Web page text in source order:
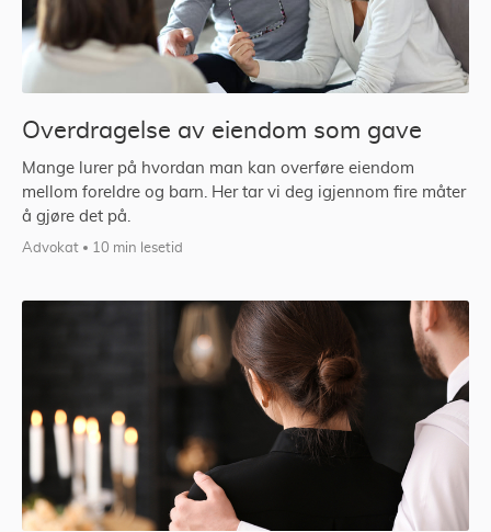
Overdragelse av eiendom som gave
Mange lurer på hvordan man kan overføre eiendom
mellom foreldre og barn. Her tar vi deg igjennom fire måter
å gjøre det på.
Advokat 10 min lesetid